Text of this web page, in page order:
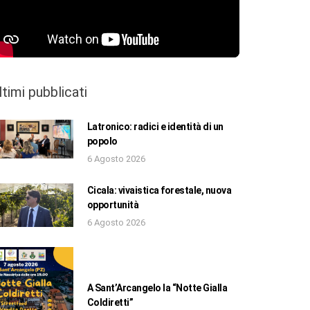
pubblicati
Latronico: radici e identità di un
popolo
6 Agosto 2026
Cicala: vivaistica forestale, nuova
opportunità
6 Agosto 2026
A Sant’Arcangelo la “Notte Gialla
Coldiretti”